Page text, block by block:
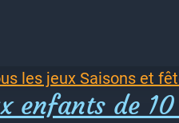
les jeux Saisons et
enfants de